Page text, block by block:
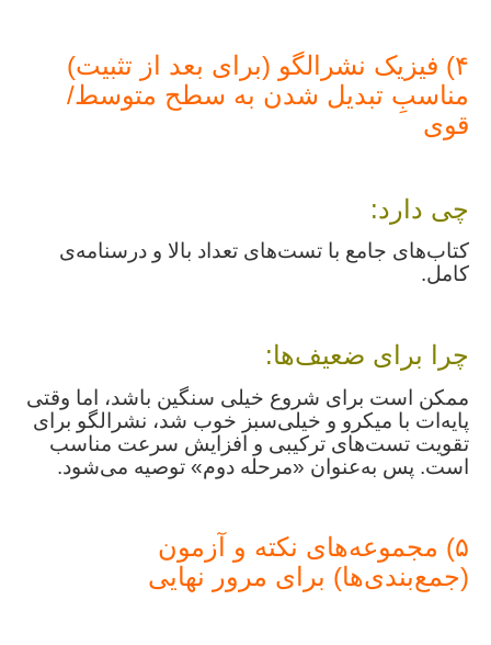
۴) فیزیک نشرالگو (برای بعد از تثبیت)
مناسبِ تبدیل شدن به سطح متوسط/
قوی
چی دارد:
کتاب‌های جامع با تست‌های تعداد بالا و درسنامه‌ی
کامل.
چرا برای ضعیف‌ها:
ممکن است برای شروع خیلی سنگین باشد، اما وقتی
پایه‌ات با میکرو و خیلی‌سبز خوب شد، نشرالگو برای
تقویت تست‌های ترکیبی و افزایش سرعت مناسب
است. پس به‌عنوان «مرحله دوم» توصیه می‌شود.
۵) مجموعه‌های نکته و آزمون
(جمع‌بندی‌ها) برای مرور نهایی